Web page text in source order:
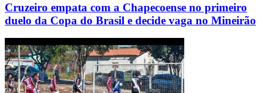
Cruzeiro empata com a Chapecoense no primeiro
duelo da Copa do Brasil e decide vaga no Mineirão